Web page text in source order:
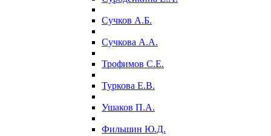
Сучков А.Б.
Сучкова А.А.
Трофимов С.Е.
Туркова Е.В.
Ушаков П.А.
Фильшин Ю.Д.